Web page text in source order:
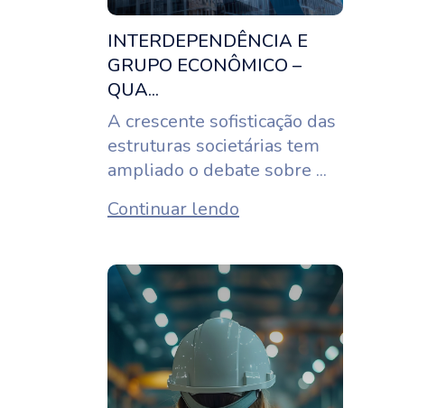
INTERDEPENDÊNCIA E
GRUPO ECONÔMICO –
QUA...
A crescente sofisticação das
estruturas societárias tem
ampliado o debate sobre ...
Continuar lendo